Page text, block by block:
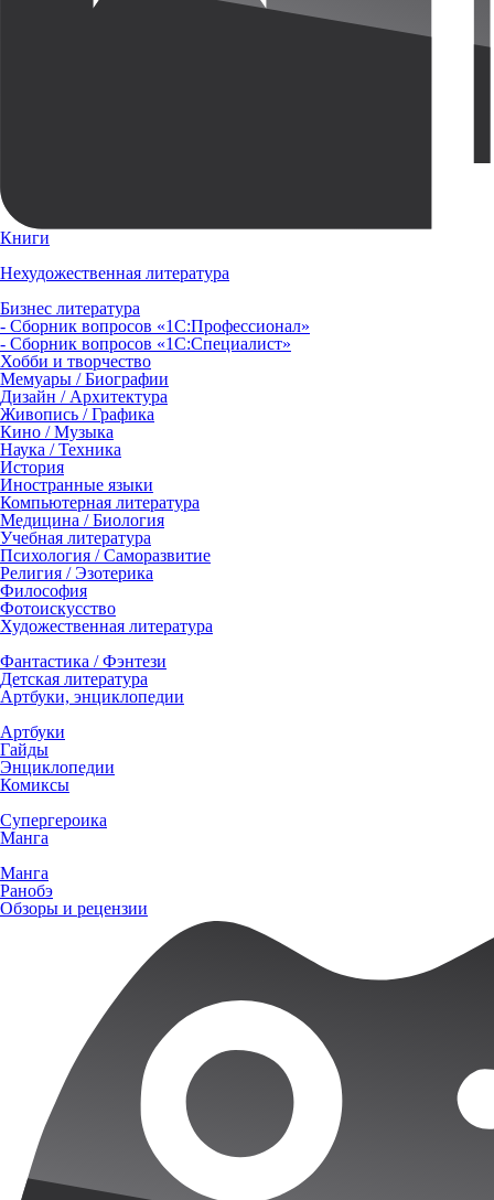
Книги
Нехудожественная литература
Бизнес литература
- Сборник вопросов «1С:Профессионал»
- Сборник вопросов «1С:Специалист»
Хобби и творчество
Мемуары / Биографии
Дизайн / Архитектура
Живопись / Графика
Кино / Музыка
Наука / Техника
История
Иностранные языки
Компьютерная литература
Медицина / Биология
Учебная литература
Психология / Саморазвитие
Религия / Эзотерика
Философия
Фотоискусство
Художественная литература
Фантастика / Фэнтези
Детская литература
Артбуки, энциклопедии
Артбуки
Гайды
Энциклопедии
Комиксы
Супергероика
Манга
Манга
Ранобэ
Обзоры и рецензии